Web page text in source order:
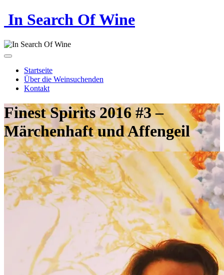
In Search Of Wine
Startseite
Über die Weinsuchenden
Kontakt
Finest Spirits 2016 #3 –
Märchenhaft und Affengeil